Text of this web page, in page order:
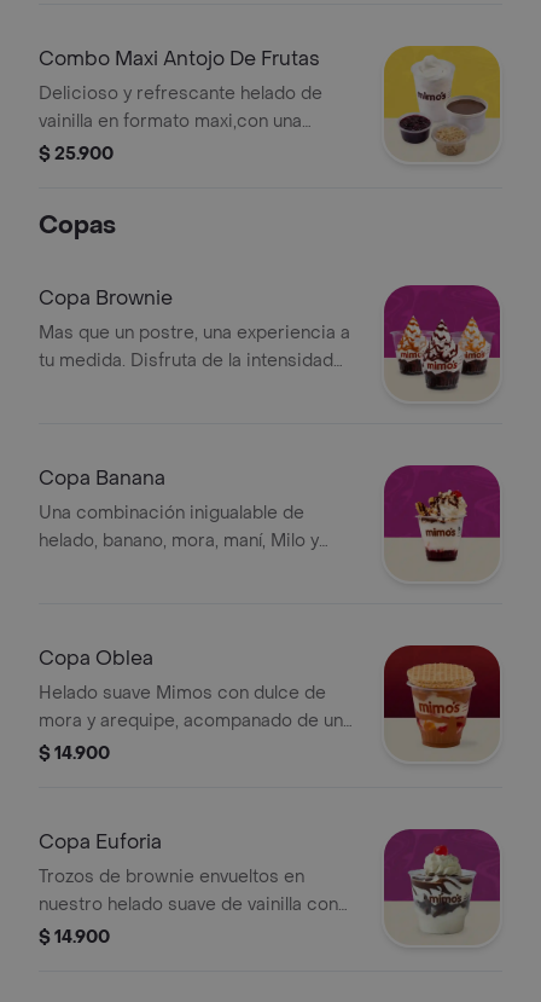
Combo Maxi Antojo De Frutas
Delicioso y refrescante helado de
vainilla en formato maxi,con una
exquisita capa de fruta.
$ 25.900
Copas
Copa Brownie
Mas que un postre, una experiencia a
tu medida. Disfruta de la intensidad
Copa Banana
Una combinación inigualable de
helado, banano, mora, maní, Milo y
Copa Oblea
Helado suave Mimos con dulce de
mora y arequipe, acompanado de una
oblea ubicada en la parte superior de
$ 14.900
Copa Euforia
Trozos de brownie envueltos en
nuestro helado suave de vainilla con
un toque de salsa de chocolate
$ 14.900